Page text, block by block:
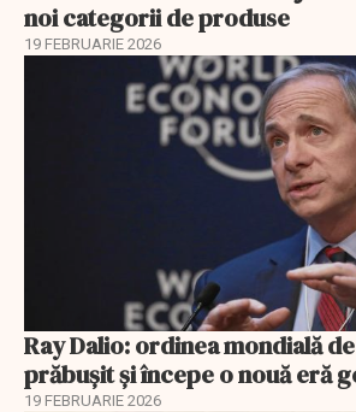
noi categorii de produse
19 FEBRUARIE 2026
Ray Dalio: ordinea mondială
prăbușit și începe o nouă eră
19 FEBRUARIE 2026